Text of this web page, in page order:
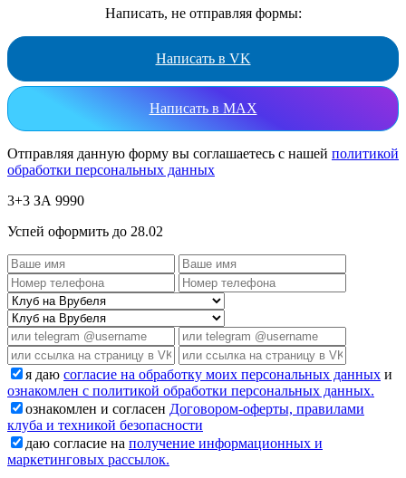
Написать, не отправляя формы:
Написать в VK
Написать в MAX
Отправляя данную форму вы соглашаетесь с нашей политикой
обработки персональных данных
3+3 ЗА 9990
Успей оформить до 28.02
я даю согласие на обработку моих персональных данных и
ознакомлен с политикой обработки персональных данных.
ознакомлен и согласен Договором-оферты, правилами
клуба и техникой безопасности
даю согласие на получение информационных и
маркетинговых рассылок.